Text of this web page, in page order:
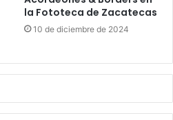
la Fototeca de Zacatecas
10 de diciembre de 2024